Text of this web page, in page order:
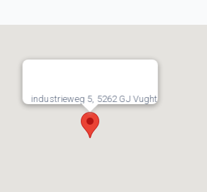
industrieweg 5, 5262 GJ Vught